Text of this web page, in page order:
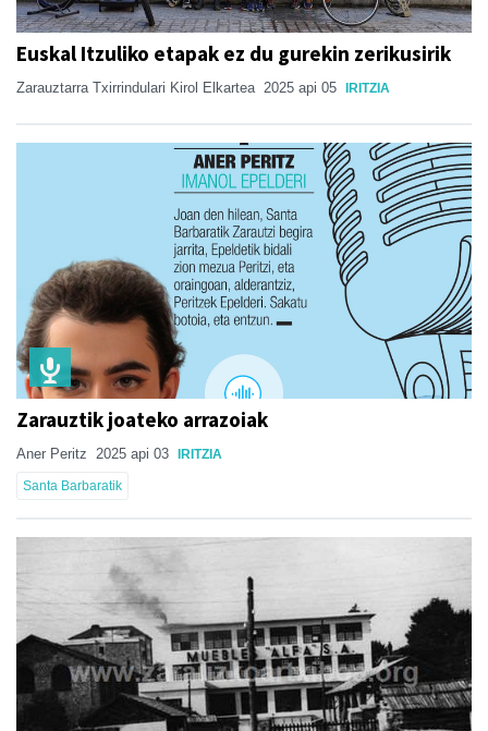
Euskal Itzuliko etapak ez du gurekin zerikusirik
Zarauztarra Txirrindulari Kirol Elkartea 2025 api 05 IRITZIA
Zarauztik joateko arrazoiak
Aner Peritz 2025 api 03 IRITZIA
Santa Barbaratik